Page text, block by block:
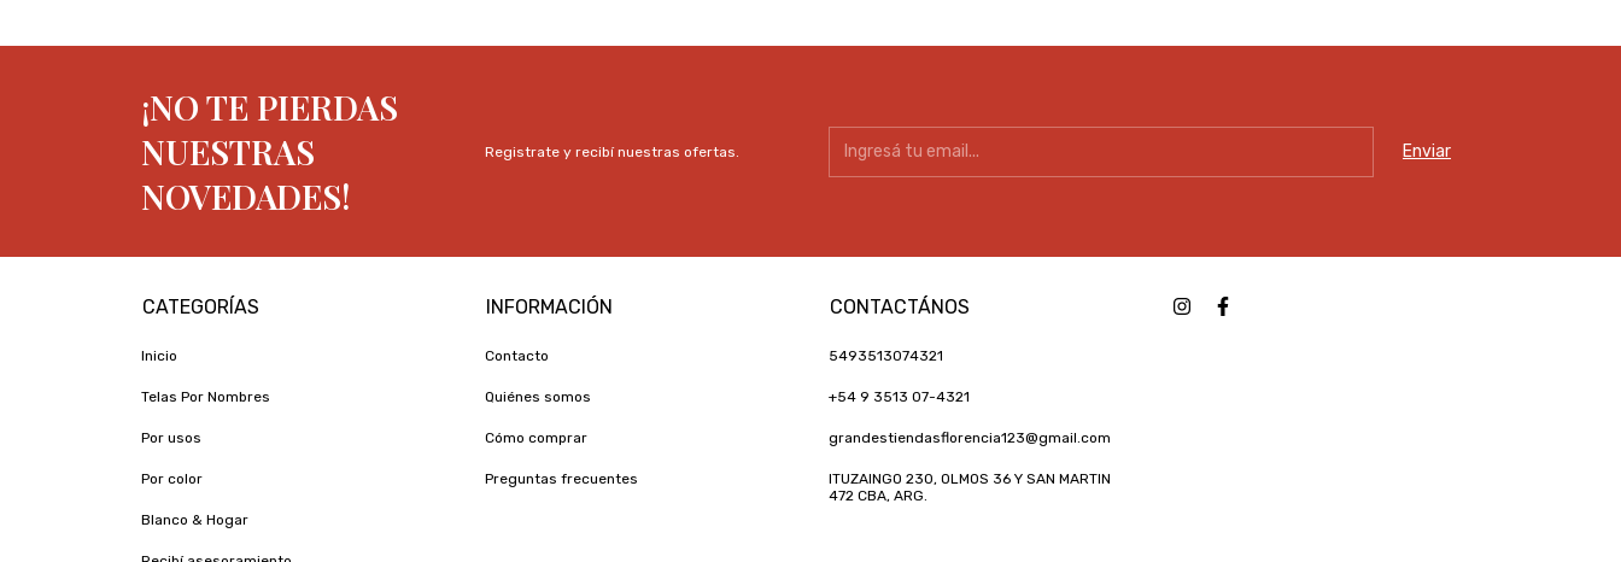
¡NO TE PIERDAS
NUESTRAS
NOVEDADES!
Registrate y recibí nuestras ofertas.
CATEGORÍAS
Inicio
Telas Por Nombres
Por usos
Por color
Blanco & Hogar
INFORMACIÓN
Contacto
Quiénes somos
Cómo comprar
Preguntas frecuentes
CONTACTÁNOS
5493513074321
+54 9 3513 07-4321
grandestiendasflorencia123@gmail.com
ITUZAINGO 230, OLMOS 36 Y SAN MARTIN
472 CBA, ARG.